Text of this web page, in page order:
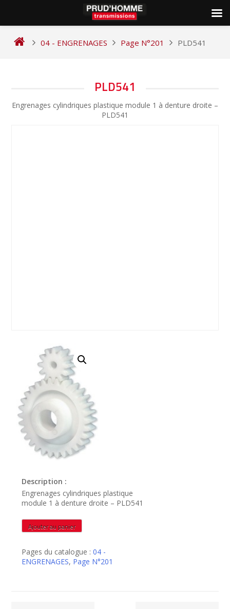
04 - ENGRENAGES Page N°201 PLD541
PLD541
Engrenages cylindriques plastique module 1 à denture droite –
PLD541
Description :
Engrenages cylindriques plastique
module 1 à denture droite – PLD541
quantité
de
Ajouter au panier
Pages du catalogue :04 -
ENGRENAGES, Page N°201
DE